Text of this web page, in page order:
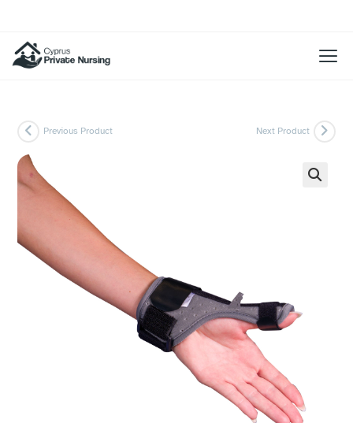
Previous Product Next Product